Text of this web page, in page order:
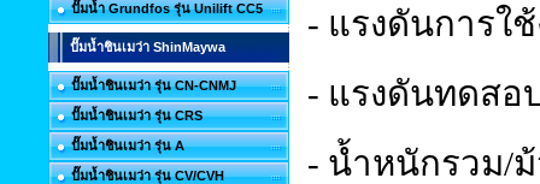
ปั๊มน้ำ Grundfos รุ่น Unilift CC5
ปั๊มน้ำชินเมว่า ShinMaywa
ปั๊มน้ำชินเมว่า รุ่น CN-CNMJ
ปั๊มน้ำชินเมว่า รุ่น CRS
ปั๊มน้ำชินเมว่า รุ่น A
ปั๊มน้ำชินเมว่า รุ่น CV/CVH
- แรงดันการใ
- แรงดันทดสอ
- น้ำหนักรวม/ม้